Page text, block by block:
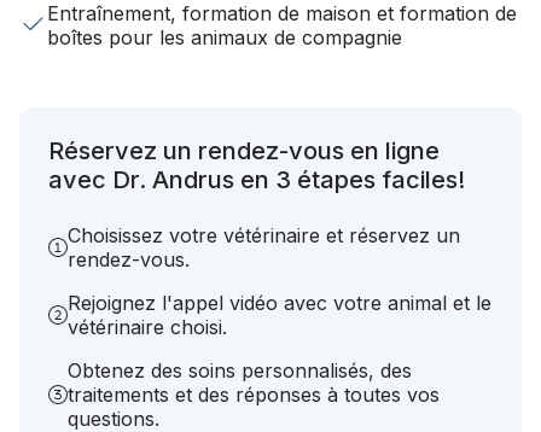
Entraînement, formation de maison et formation de
boîtes pour les animaux de compagnie
Réservez un rendez-vous en ligne
avec Dr. Andrus en 3 étapes faciles!
Choisissez votre vétérinaire et réservez un
rendez-vous.
Rejoignez l'appel vidéo avec votre animal et le
vétérinaire choisi.
Obtenez des soins personnalisés, des
traitements et des réponses à toutes vos
questions.